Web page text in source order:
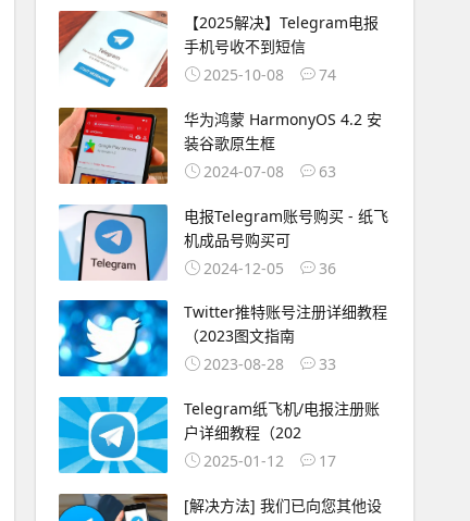
【2025解决】Telegram电报
手机号收不到短信
2025-10-08
74
华为鸿蒙 HarmonyOS 4.2 安
装谷歌原生框
2024-07-08
63
电报Telegram账号购买 - 纸飞
机成品号购买可
2024-12-05
36
Twitter推特账号注册详细教程
（2023图文指南
2023-08-28
33
Telegram纸飞机/电报注册账
户详细教程（202
2025-01-12
17
[解决方法] 我们已向您其他设